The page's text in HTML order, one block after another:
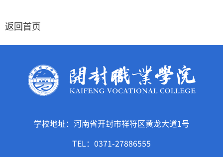
返回首页
学校地址：河南省开封市祥符区黄龙大道1号
TEL：0371-27886555